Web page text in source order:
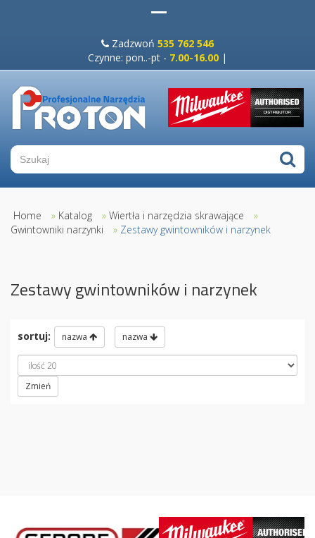
Zadzwoń 535 762 546
Czynne: pon..-pt - 7.00-16.00 |
Home » Katalog » Wiertła i narzędzia skrawające
»
Gwintowniki narzynki
» Zestawy gwintowników i narzynek
Zestawy gwintowników i narzynek
sortuj: nazwa nazwa
Zmień